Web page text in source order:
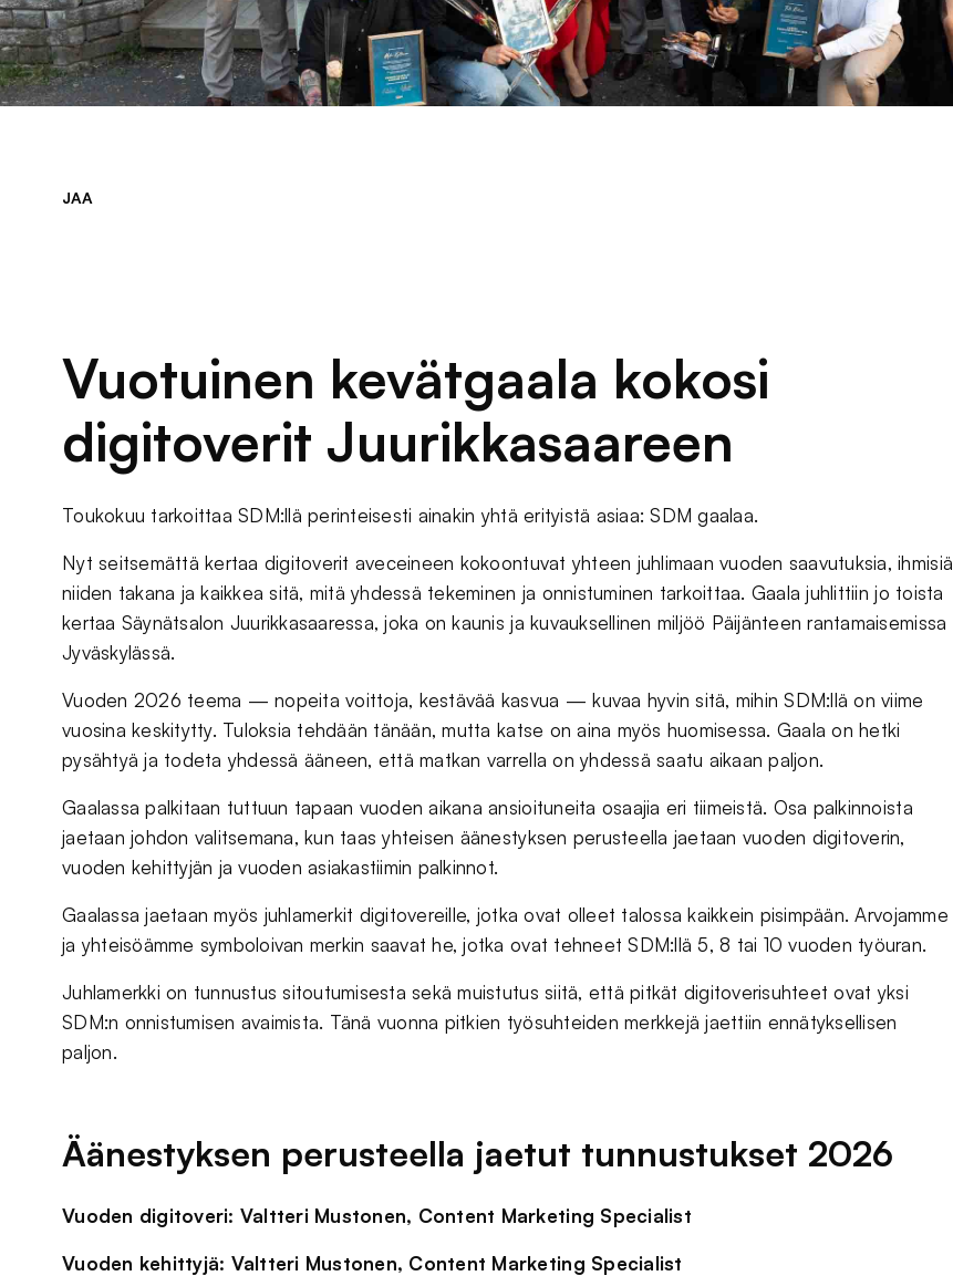
JAA
Vuotuinen kevätgaala kokosi
digitoverit Juurikkasaareen
Toukokuu tarkoittaa SDM:llä perinteisesti ainakin yhtä erityistä asiaa: SDM gaalaa.
Nyt seitsemättä kertaa digitoverit aveceineen kokoontuvat yhteen juhlimaan vuoden saavutuksia, ihmisiä
niiden takana ja kaikkea sitä, mitä yhdessä tekeminen ja onnistuminen tarkoittaa. Gaala juhlittiin jo toista
kertaa Säynätsalon Juurikkasaaressa, joka on kaunis ja kuvauksellinen miljöö Päijänteen rantamaisemissa
Jyväskylässä.
Vuoden 2026 teema — nopeita voittoja, kestävää kasvua — kuvaa hyvin sitä, mihin SDM:llä on viime
vuosina keskitytty. Tuloksia tehdään tänään, mutta katse on aina myös huomisessa. Gaala on hetki
pysähtyä ja todeta yhdessä ääneen, että matkan varrella on yhdessä saatu aikaan paljon.
Gaalassa palkitaan tuttuun tapaan vuoden aikana ansioituneita osaajia eri tiimeistä. Osa palkinnoista
jaetaan johdon valitsemana, kun taas yhteisen äänestyksen perusteella jaetaan vuoden digitoverin,
vuoden kehittyjän ja vuoden asiakastiimin palkinnot.
Gaalassa jaetaan myös juhlamerkit digitovereille, jotka ovat olleet talossa kaikkein pisimpään. Arvojamme
ja yhteisöämme symboloivan merkin saavat he, jotka ovat tehneet SDM:llä 5, 8 tai 10 vuoden työuran.
Juhlamerkki on tunnustus sitoutumisesta sekä muistutus siitä, että pitkät digitoverisuhteet ovat yksi
SDM:n onnistumisen avaimista. Tänä vuonna pitkien työsuhteiden merkkejä jaettiin ennätyksellisen
paljon.
Äänestyksen perusteella jaetut tunnustukset 2026
Vuoden digitoveri: Valtteri Mustonen, Content Marketing Specialist
Vuoden kehittyjä: Valtteri Mustonen, Content Marketing Specialist